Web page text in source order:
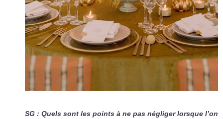
SG : Quels sont les points à ne pas négliger lorsque l’on